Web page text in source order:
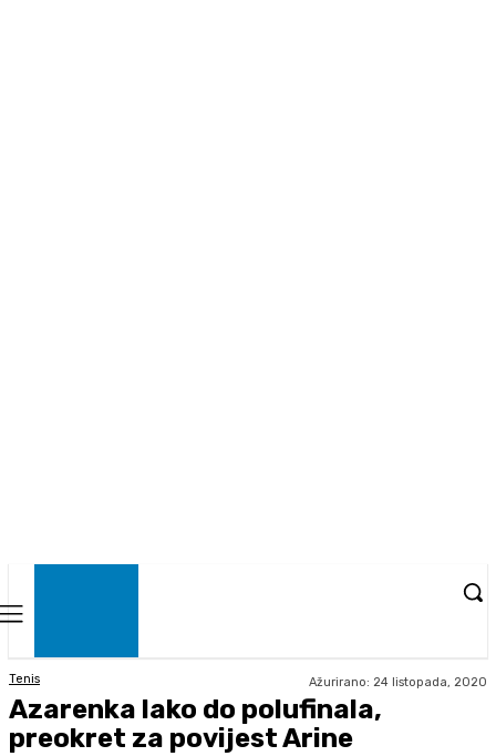
Tenis Ažurirano: 24 listopada, 2020
Azarenka lako do polufinala,
preokret za povijest Arine